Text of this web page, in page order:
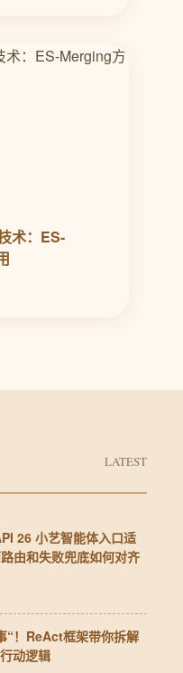
术：ES-
LATEST
26 小艺智能体入口适
由和失败兜底如何对齐
“！ReAct框架带你拆解
动逻辑